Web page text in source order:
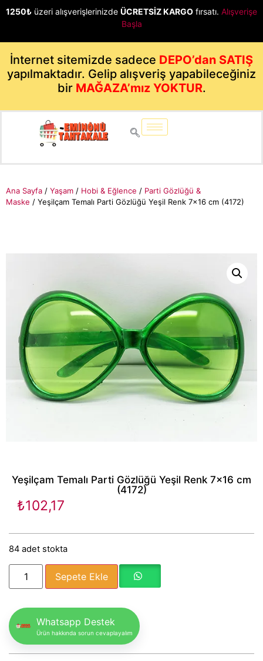
1250₺ üzeri alışverişlerinizde ÜCRETSİZ KARGO fırsatı. Alışverişe
Başla
İnternet sitemizde sadece DEPO’dan SATIŞ
yapılmaktadır. Gelip alışveriş yapabileceğiniz
bir MAĞAZA’mız YOKTUR.
Ana Sayfa / Yaşam / Hobi & Eğlence / Parti Gözlüğü &
Maske / Yeşilçam Temalı Parti Gözlüğü Yeşil Renk 7×16 cm (4172)
Yeşilçam Temalı Parti Gözlüğü Yeşil Renk 7×16 cm
(4172)
₺102,17
84 adet stokta
Sepete Ekle
Whatsapp Destek
Ürün hakkında sorun cevaplayalım